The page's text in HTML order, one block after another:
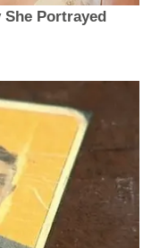
She Portrayed